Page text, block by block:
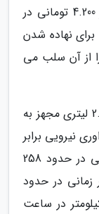
(معادل 168 میلیون تومان با احتساب دلار 4.200 تومانی در
برای نهاده شدن
از آن سلب می
آئودی A1 کواترو از یک پیشرانه 4 سیلندر 2.0 لیتری مجهز به
نیرویی برابر
با 252 اسب بخار و حداکثر گشتاور فراوریی در حدود 258
متر)، در زمانی در حدود
از حالت سکون به سرعت 100 کیلومتر در ساعت